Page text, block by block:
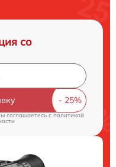
со
соглашаетесь cполитикой